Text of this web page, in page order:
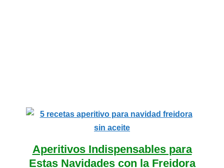
Aperitivos Indispensables para
Estas Navidades con la Freidora